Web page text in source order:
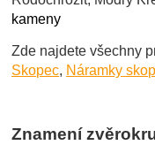
kameny
Zde najdete všechny
Skopec, Náramky
Znamení